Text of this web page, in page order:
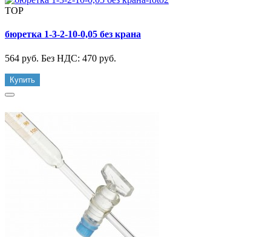
TOP
бюретка 1-3-2-10-0,05 без крана
564 руб. Без НДС: 470 руб.
Купить